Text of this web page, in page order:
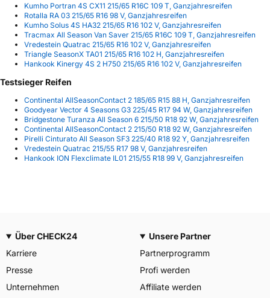
Kumho Portran 4S CX11 215/65 R16C 109 T, Ganzjahresreifen
Rotalla RA 03 215/65 R16 98 V, Ganzjahresreifen
Kumho Solus 4S HA32 215/65 R16 102 V, Ganzjahresreifen
Tracmax All Season Van Saver 215/65 R16C 109 T, Ganzjahresreifen
Vredestein Quatrac 215/65 R16 102 V, Ganzjahresreifen
Triangle SeasonX TA01 215/65 R16 102 H, Ganzjahresreifen
Hankook Kinergy 4S 2 H750 215/65 R16 102 V, Ganzjahresreifen
Testsieger Reifen
Continental AllSeasonContact 2 185/65 R15 88 H, Ganzjahresreifen
Goodyear Vector 4 Seasons G3 225/45 R17 94 W, Ganzjahresreifen
Bridgestone Turanza All Season 6 215/50 R18 92 W, Ganzjahresreifen
Continental AllSeasonContact 2 215/50 R18 92 W, Ganzjahresreifen
Pirelli Cinturato All Season SF3 225/40 R18 92 Y, Ganzjahresreifen
Vredestein Quatrac 215/55 R17 98 V, Ganzjahresreifen
Hankook ION Flexclimate IL01 215/55 R18 99 V, Ganzjahresreifen
Über CHECK24
Karriere
Presse
Unternehmen
Unsere Partner
Partnerprogramm
Profi werden
Affiliate werden